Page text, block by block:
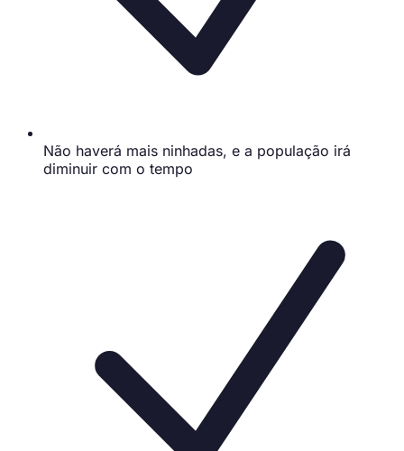
Não haverá mais ninhadas, e a população irá
diminuir com o tempo